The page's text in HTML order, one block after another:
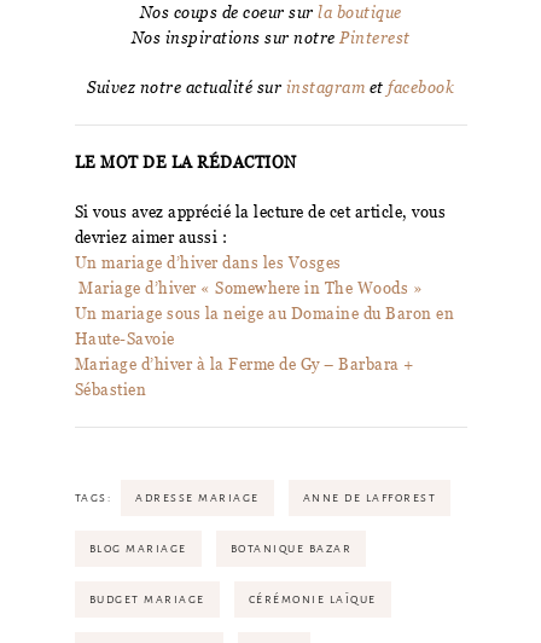
Nos coups de coeur sur la boutique
Nos inspirations sur notre Pinterest
Suivez notre actualité sur instagram et facebook
LE MOT DE LA RÉDACTION
Si vous avez apprécié la lecture de cet article, vous
devriez aimer aussi :
Un mariage d’hiver dans les Vosges
Mariage d’hiver « Somewhere in The Woods »
Un mariage sous la neige au Domaine du Baron en
Haute-Savoie
Mariage d’hiver à la Ferme de Gy – Barbara +
Sébastien
TAGS: ADRESSE MARIAGE ANNE DE LAFFOREST
BLOG MARIAGE BOTANIQUE BAZAR
BUDGET MARIAGE CÉRÉMONIE LAÏQUE